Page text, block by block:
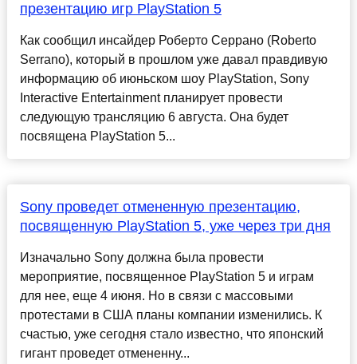
презентацию игр PlayStation 5
Как сообщил инсайдер Роберто Серрано (Roberto
Serrano), который в прошлом уже давал правдивую
информацию об июньском шоу PlayStation, Sony
Interactive Entertainment планирует провести
следующую трансляцию 6 августа. Она будет
посвящена PlayStation 5...
Sony проведет отмененную презентацию,
посвященную PlayStation 5, уже через три дня
Изначально Sony должна была провести
мероприятие, посвященное PlayStation 5 и играм
для нее, еще 4 июня. Но в связи с массовыми
протестами в США планы компании изменились. К
счастью, уже сегодня стало известно, что японский
гигант проведет отмененну...